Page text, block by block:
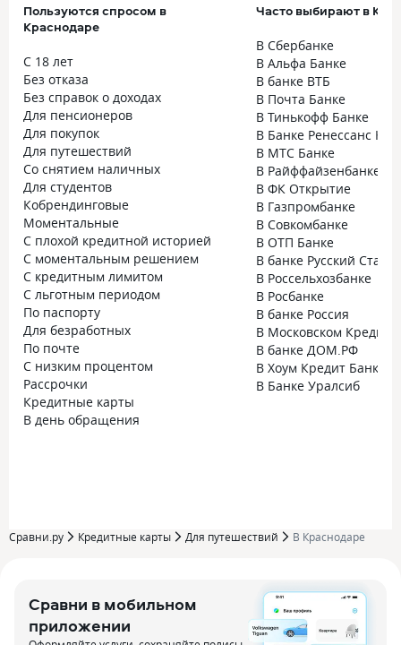
Пользуются спросом в
Краснодаре
С 18 лет
Без отказа
Без справок о доходах
Для пенсионеров
Для покупок
Для путешествий
Со снятием наличных
Для студентов
Кобрендинговые
Моментальные
С плохой кредитной историей
С моментальным решением
С кредитным лимитом
С льготным периодом
По паспорту
Для безработных
По почте
С низким процентом
Рассрочки
Кредитные карты
В день обращения
Часто выбирают в
В Сбербанке
В Альфа Банке
В банке ВТБ
В Почта Банке
В Тинькофф Банке
В Банке Ренессанс
В МТС Банке
В Райффайзенбанке
В ФК Открытие
В Газпромбанке
В Совкомбанке
В ОТП Банке
В банке Русский
В Россельхозбанке
В Росбанке
В банке Россия
В Московском
В банке ДОМ.РФ
В Хоум Кредит Банке
В Банке Уралсиб
Сравни.ру Кредитные карты Для путешествий В Краснодаре
Сравни в мобильном
приложении